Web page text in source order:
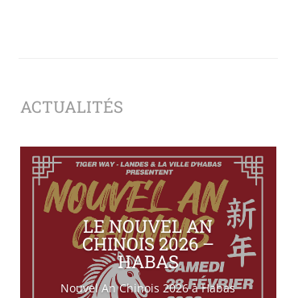
ACTUALITÉS
LE NOUVEL AN
CHINOIS 2026 –
HABAS
Nouvel An Chinois 2026 à Habas